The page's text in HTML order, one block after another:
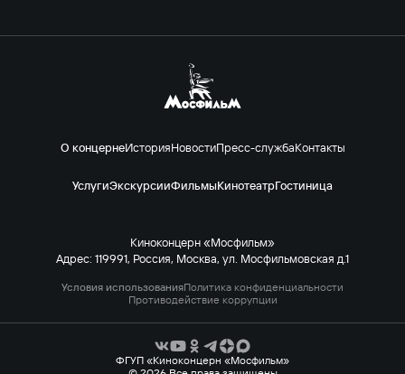
О концернеИсторияНовостиПресс-службаКонтакты
УслугиЭкскурсииФильмыКинотеатрГостиница
Киноконцерн «Мосфильм»
Адрес: 119991, Россия, Москва, ул. Мосфильмовская д.1
Условия использованияПолитика конфиденциальности
Противодействие коррупции
ФГУП «Киноконцерн «Мосфильм»